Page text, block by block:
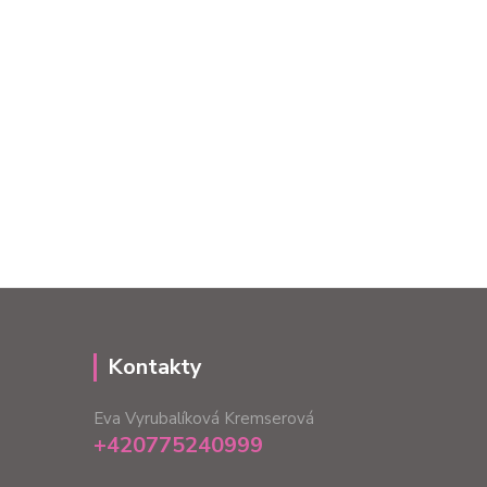
Kontakty
Eva Vyrubalíková Kremserová
+420775240999